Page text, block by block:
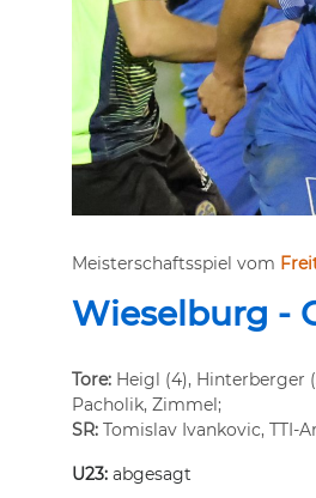
Meisterschaftsspiel vom
Wieselburg -
Tore: Heigl (4), Hinterberger
Pacholik, Zimmel;
SR: Tomislav Ivankovic, TTI-
U23: abgesagt